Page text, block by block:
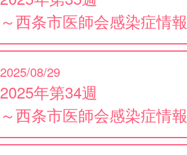
～西条市医師会感染症情
2025/08/29
2025年第34週
～西条市医師会感染症情